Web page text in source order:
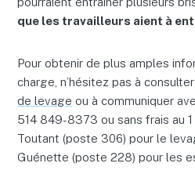
que les travailleurs aient à
Pour obtenir de plus amples
charge, n’hésitez pas à
de levage ou à communiquer
514 849-8373 ou sans frais au
Toutant (poste 306) pour le
Guénette (poste 228) pour les